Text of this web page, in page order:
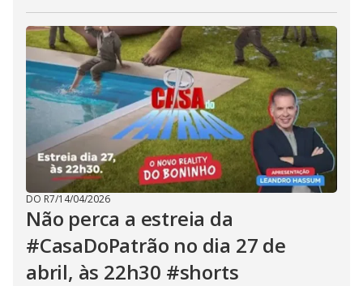
DO R7/14/04/2026
Não perca a estreia da
#CasaDoPatrão no dia 27 de
abril, às 22h30 #shorts